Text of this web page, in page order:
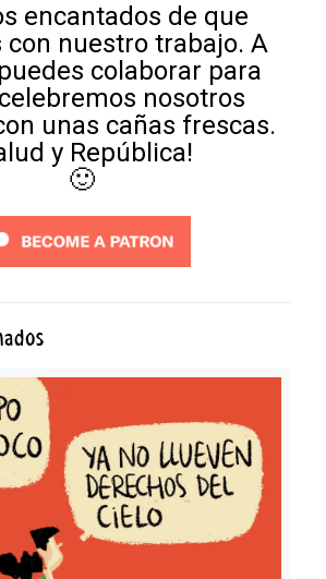
encantados de que
nuestro trabajo. A
colaborar para
nosotros
unas cañas frescas.
y República!
🙂